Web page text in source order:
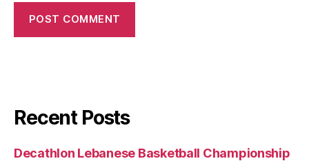
Recent Posts
Decathlon Lebanese Basketball Championship